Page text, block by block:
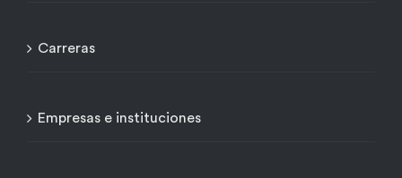
Carreras
Empresas e instituciones